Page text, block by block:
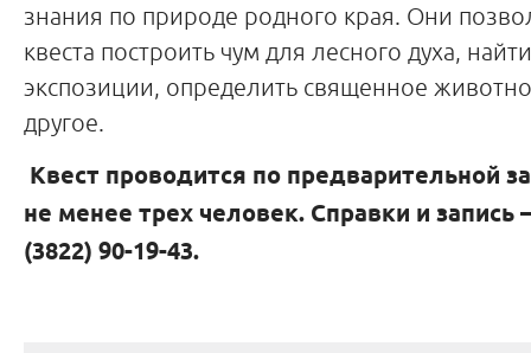
знания по природе родного края. Они
квеста построить чум для лесного духа,
экспозиции, определить священное
другое.
Квест проводится по предварительной
не менее трех человек. Справки и запись
(3822) 90-19-43.